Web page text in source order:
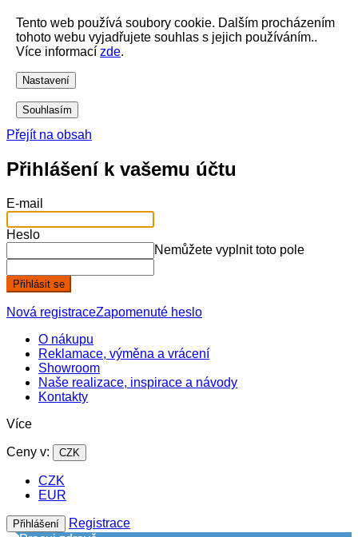
Tento web používá soubory cookie. Dalším procházením
tohoto webu vyjadřujete souhlas s jejich používáním..
Více informací zde.
Nastavení
Souhlasím
Přejít na obsah
Přihlášení k vašemu účtu
E-mail
Heslo
Nemůžete vyplnit toto pole
Přihlásit se
Nová registraceZapomenuté heslo
O nákupu
Reklamace, výměna a vrácení
Showroom
Naše realizace, inspirace a návody
Kontakty
Více
Ceny v: CZK
CZK
EUR
Přihlášení Registrace